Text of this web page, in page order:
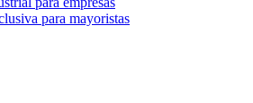
para mayoristas